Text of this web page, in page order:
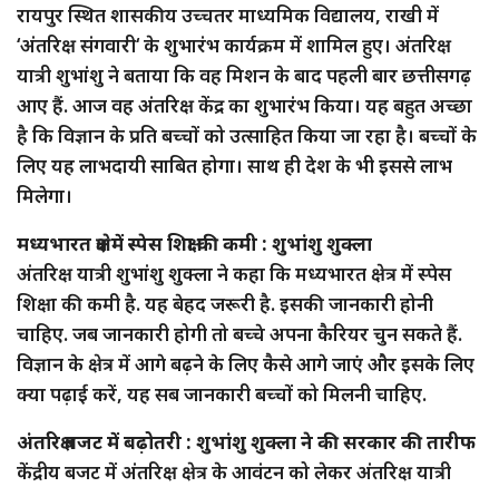
रायपुर स्थित शासकीय उच्चतर माध्यमिक विद्यालय, राखी में
‘अंतरिक्ष संगवारी‘ के शुभारंभ कार्यक्रम में शामिल हुए। अंतरिक्ष
यात्री शुभांशु ने बताया कि वह मिशन के बाद पहली बार छत्तीसगढ़
आए हैं. आज वह अंतरिक्ष केंद्र का शुभारंभ किया। यह बहुत अच्छा
है कि विज्ञान के प्रति बच्चों को उत्साहित किया जा रहा है। बच्चों के
लिए यह लाभदायी साबित होगा। साथ ही देश के भी इससे लाभ
मिलेगा।
मध्यभारत क्षेत्र में स्पेस शिक्षा की कमी : शुभांशु शुक्ला
अंतरिक्ष यात्री शुभांशु शुक्ला ने कहा कि मध्यभारत क्षेत्र में स्पेस
शिक्षा की कमी है. यह बेहद जरूरी है. इसकी जानकारी होनी
चाहिए. जब जानकारी होगी तो बच्चे अपना कैरियर चुन सकते हैं.
विज्ञान के क्षेत्र में आगे बढ़ने के लिए कैसे आगे जाएं और इसके लिए
क्या पढ़ाई करें, यह सब जानकारी बच्चों को मिलनी चाहिए.
अंतरिक्ष बजट में बढ़ोतरी : शुभांशु शुक्ला ने की सरकार की तारीफ
केंद्रीय बजट में अंतरिक्ष क्षेत्र के आवंटन को लेकर अंतरिक्ष यात्री